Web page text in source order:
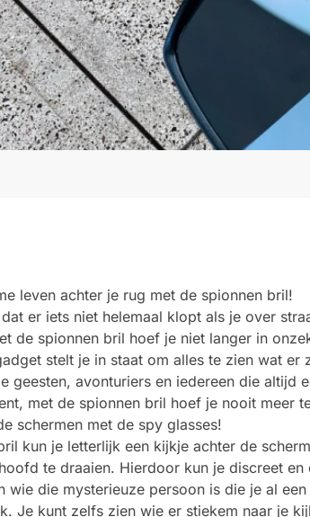
leven achter je rug met de spionnen bril!
er iets niet helemaal klopt als je over
de spionnen bril hoef je niet langer in
stelt je in staat om alles te zien wat
geesten, avonturiers en iedereen die
met de spionnen bril hoef je nooit meer
schermen met de spy glasses!
kun je letterlijk een kijkje achter de
te draaien. Hierdoor kun je discreet
wie die mysterieuze persoon is die je al
Je kunt zelfs zien wie er stiekem naar je